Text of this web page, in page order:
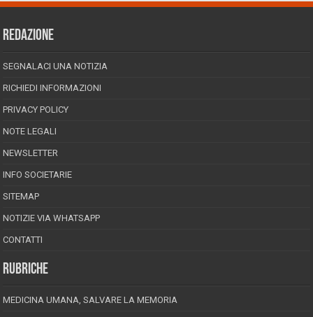
REDAZIONE
SEGNALACI UNA NOTIZIA
RICHIEDI INFORMAZIONI
PRIVACY POLICY
NOTE LEGALI
NEWSLETTER
INFO SOCIETARIE
SITEMAP
NOTIZIE VIA WHATSAPP
CONTATTI
RUBRICHE
MEDICINA UMANA, SALVARE LA MEMORIA